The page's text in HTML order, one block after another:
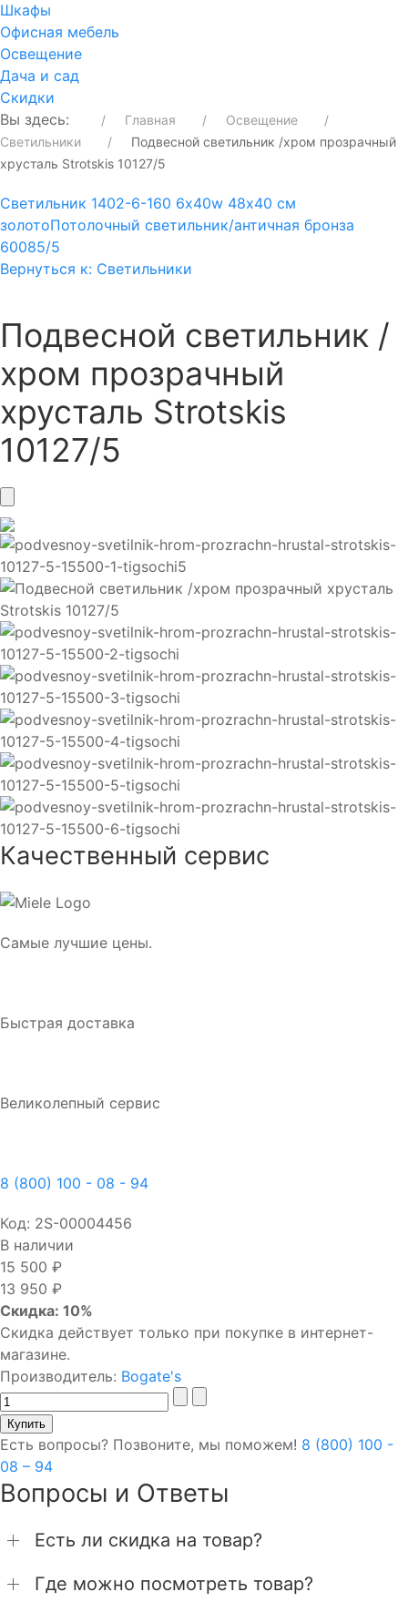
Шкафы
Офисная мебель
Освещение
Дача и сад
Скидки
Вы здесь:
Главная
Освещение
Светильники
Подвесной светильник /хром прозрачный
хрусталь Strotskis 10127/5
Светильник 1402-6-160 6х40w 48х40 см
золотоПотолочный светильник/античная бронза
60085/5
Вернуться к: Светильники
Подвесной светильник /
хром прозрачный
хрусталь Strotskis
10127/5
Качественный сервис
Самые лучшие цены.
Быстрая доставка
Великолепный сервис
8 (800) 100 - 08 - 94
Код: 2S-00004456
В наличии
15 500 ₽
13 950 ₽
Скидка: 10%
Скидка действует только при покупке в интернет-
магазине.
Производитель: Bogate's
Есть вопросы? Позвоните, мы поможем! 8 (800) 100 -
08 – 94
Вопросы и Ответы
Есть ли скидка на товар?
Где можно посмотреть товар?